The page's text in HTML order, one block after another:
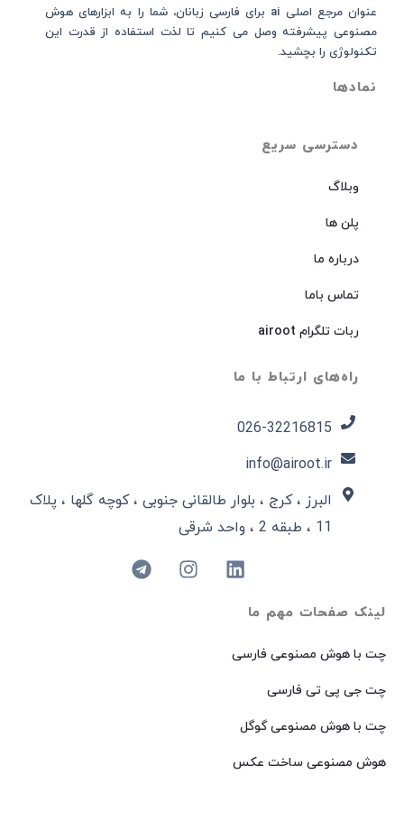
لینک صفحات مهم ما
چت با هوش مصنوعی فارسی
چت جی پی تی فارسی
چت با هوش مصنوعی گوگل
هوش مصنوعی ساخت عکس
دسترسی سریع
وبلاگ
پلن ها
درباره ما
تماس باما
ربات تلگرام airoot
راه‌های ارتباط با ما
026-32216815​
info@airoot.ir
البرز ، کرج ، بلوار طالقانی جنوبی ، کوچه گلها ، پلاک
11 ، طبقه 2 ، واحد شرقی
عنوان مرجع اصلی ai برای فارسی زبانان، شما را به ابزارهای هوش
مصنوعی پیشرفته وصل می کنیم تا لذت استفاده از قدرت این
تکنولوژی را بچشید.
نمادها